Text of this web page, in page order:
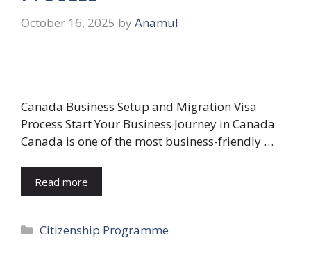
October 16, 2025 by Anamul
Canada Business Setup and Migration Visa
Process Start Your Business Journey in Canada
Canada is one of the most business-friendly …
Read more
Categories
Citizenship Programme